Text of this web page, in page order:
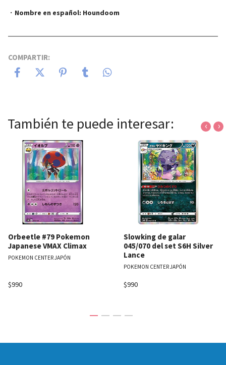
・ Nombre en español: Houndoom
COMPARTIR:
También te puede interesar:
Orbeetle #79 Pokemon
Japanese VMAX Climax
POKEMON CENTER JAPÓN
$990
Slowking de galar
045/070 del set S6H Silver
Lance
POKEMON CENTER JAPÓN
$990
‹ ›